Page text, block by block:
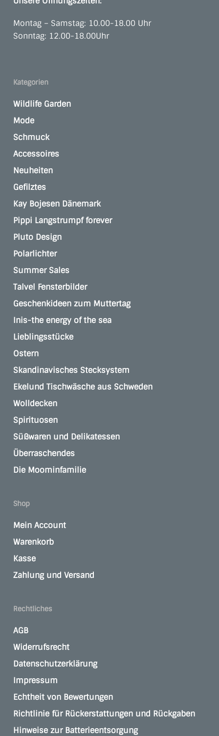
Montag – Samstag: 10.00-18.00 Uhr
Sonntag: 12.00-18.00Uhr
Kategorien
Wildlife Garden
Mode
Schmuck
Accessoires
Neuheiten
Gefilztes
Kay Bojesen Dänemark
Pippi Langstrumpf forever
Pluto Design
Polarlichter
Summer Sales
Talvel Fensterbilder
Geschenkideen zum Muttertag
Inis-the energy of the sea
Lieblingsstücke
Ostern
Skandinavisches Stecksystem
Ekelund Tischwäsche aus Schweden
Wolldecken
Spirituosen
Süßwaren und Delikatessen
Überraschendes
Die Moominfamilie
Shop
Mein Account
Warenkorb
Kasse
Zahlung und Versand
Rechtliches
AGB
Widerrufsrecht
Datenschutzerklärung
Impressum
Echtheit von Bewertungen
Richtlinie für Rückerstattungen und Rückgaben
Hinweise zur Batterieentsorgung